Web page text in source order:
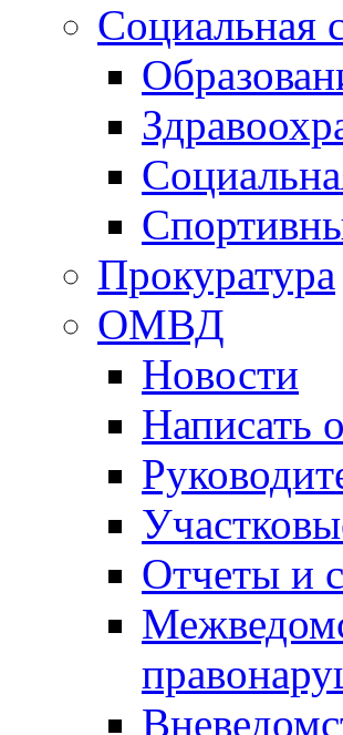
Социальная
Прокуратура
ОМВД
Новости
Отчеты и